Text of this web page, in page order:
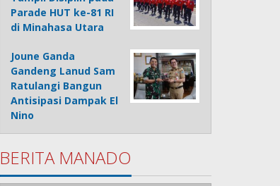
Parade HUT ke-81 RI
di Minahasa Utara
Joune Ganda
Gandeng Lanud Sam
Ratulangi Bangun
Antisipasi Dampak El
Nino
BERITA MANADO